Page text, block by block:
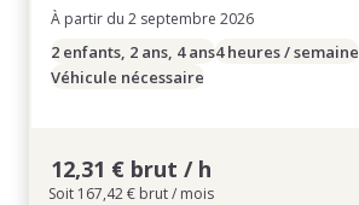
À partir du 2 septembre 2026
2 enfants, 2 ans, 4 ans4 heures / semaine
Véhicule nécessaire
12,31 € brut / h
Soit 167,42 € brut / mois